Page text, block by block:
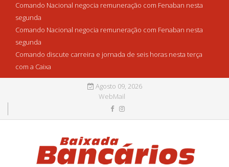
Comando Nacional negocia remuneração com Fenaban nesta
segunda
Comando Nacional negocia remuneração com Fenaban nesta
segunda
Comando discute carreira e jornada de seis horas nesta terça
com a Caixa
Agosto 09, 2026
WebMail